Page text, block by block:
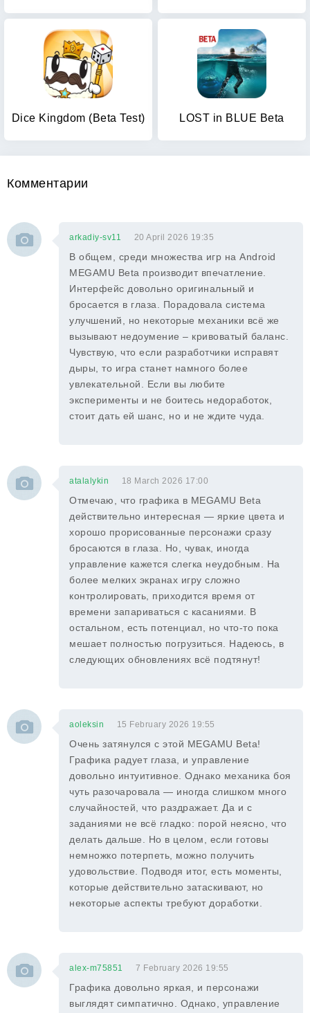
Dice Kingdom (Beta Test) LOST in BLUE Beta
Комментарии
arkadiy-sv11 20 April 2026 19:35
В общем, среди множества игр на Android
MEGAMU Beta производит впечатление.
Интерфейс довольно оригинальный и
бросается в глаза. Порадовала система
улучшений, но некоторые механики всё же
вызывают недоумение – кривоватый баланс.
Чувствую, что если разработчики исправят
дыры, то игра станет намного более
увлекательной. Если вы любите
эксперименты и не боитесь недоработок,
стоит дать ей шанс, но и не ждите чуда.
atalalykin 18 March 2026 17:00
Отмечаю, что графика в MEGAMU Beta
действительно интересная — яркие цвета и
хорошо прорисованные персонажи сразу
бросаются в глаза. Но, чувак, иногда
управление кажется слегка неудобным. На
более мелких экранах игру сложно
контролировать, приходится время от
времени запариваться с касаниями. В
остальном, есть потенциал, но что-то пока
мешает полностью погрузиться. Надеюсь, в
следующих обновлениях всё подтянут!
aoleksin 15 February 2026 19:55
Очень затянулся с этой MEGAMU Beta!
Графика радует глаза, и управление
довольно интуитивное. Однако механика боя
чуть разочаровала — иногда слишком много
случайностей, что раздражает. Да и с
заданиями не всё гладко: порой неясно, что
делать дальше. Но в целом, если готовы
немножко потерпеть, можно получить
удовольствие. Подводя итог, есть моменты,
которые действительно затаскивают, но
некоторые аспекты требуют доработки.
alex-m75851 7 February 2026 19:55
Графика довольно яркая, и персонажи
выглядят симпатично. Однако, управление